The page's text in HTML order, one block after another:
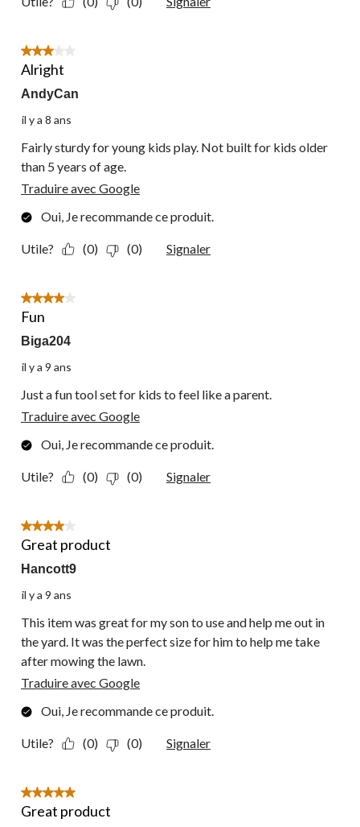
3 étoile(s) sur 5.
Alright
AndyCan
il y a 8 ans
Fairly sturdy for young kids play. Not built for kids older
than 5 years of age.
Traduire avec Google
Oui, Je recommande ce produit.
Utile? (0) (0) Signaler
4 étoile(s) sur 5.
Fun
Biga204
il y a 9 ans
Just a fun tool set for kids to feel like a parent.
Traduire avec Google
Oui, Je recommande ce produit.
Utile? (0) (0) Signaler
4 étoile(s) sur 5.
Great product
Hancott9
il y a 9 ans
This item was great for my son to use and help me out in
the yard. It was the perfect size for him to help me take
after mowing the lawn.
Traduire avec Google
Oui, Je recommande ce produit.
Utile? (0) (0) Signaler
5 étoile(s) sur 5.
Great product